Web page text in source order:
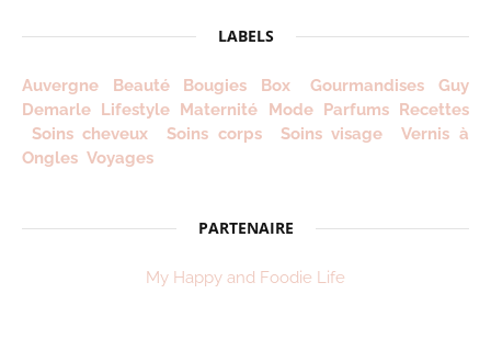
LABELS
Auvergne Beauté Bougies Box Gourmandises
Guy
Demarle Lifestyle Maternité Mode Parfums Recettes
Soins cheveux
Soins corps Soins visage
Vernis à
Ongles Voyages
PARTENAIRE
My Happy and Foodie Life